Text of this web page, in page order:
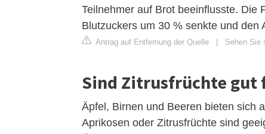
Teilnehmer auf Brot beeinflusste. Die
Blutzuckers um 30 % senkte und
Antrag auf Entfernung der Quelle Sehen Sie
Sind Zitrusfrüchte gut
Äpfel, Birnen und Beeren bieten sich
Aprikosen oder Zitrusfrüchte sind